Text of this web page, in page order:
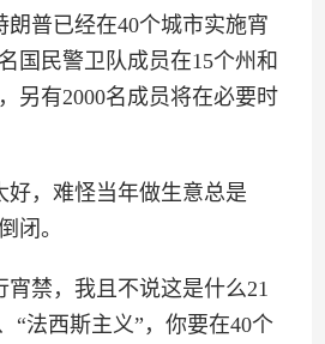
朗普已经在40个城市实施宵
国民警卫队成员在15个州和
另有2000名成员将在必要时
好，难怪当年做生意总是
闭。
宵禁，我且不说这是什么21
“法西斯主义”，你要在40个